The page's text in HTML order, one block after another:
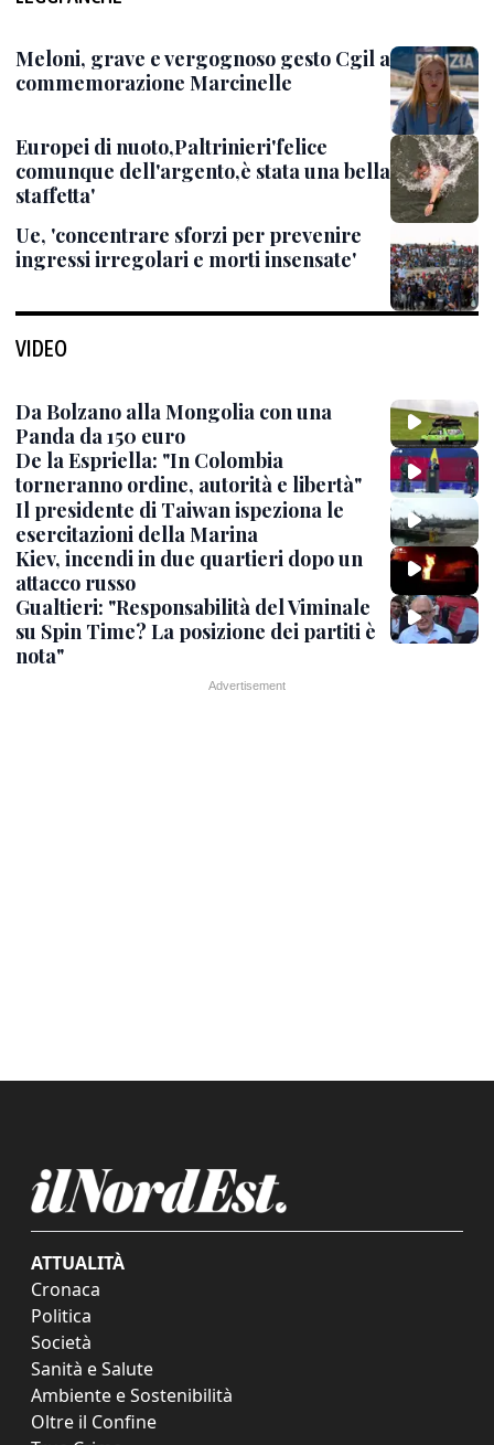
Meloni, grave e vergognoso gesto Cgil a
commemorazione Marcinelle
Europei di nuoto,Paltrinieri'felice
comunque dell'argento,è stata una bella
staffetta'
Ue, 'concentrare sforzi per prevenire
ingressi irregolari e morti insensate'
VIDEO
Da Bolzano alla Mongolia con una
Panda da 150 euro
De la Espriella: "In Colombia
torneranno ordine, autorità e libertà"
Il presidente di Taiwan ispeziona le
esercitazioni della Marina
Kiev, incendi in due quartieri dopo un
attacco russo
Gualtieri: "Responsabilità del Viminale
su Spin Time? La posizione dei partiti è
nota"
ATTUALITÀ
Cronaca
Politica
Società
Sanità e Salute
Ambiente e Sostenibilità
Oltre il Confine